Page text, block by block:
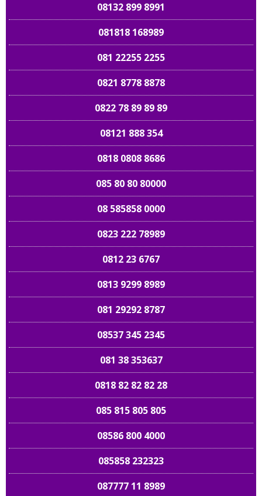
08132 899 8991
081818 168989
081 22255 2255
0821 8778 8878
0822 78 89 89 89
08121 888 354
0818 0808 8686
085 80 80 80000
08 585858 0000
0823 222 78989
0812 23 6767
0813 9299 8989
081 29292 8787
08537 345 2345
081 38 353637
0818 82 82 82 28
085 815 805 805
08586 800 4000
085858 232323
087777 11 8989